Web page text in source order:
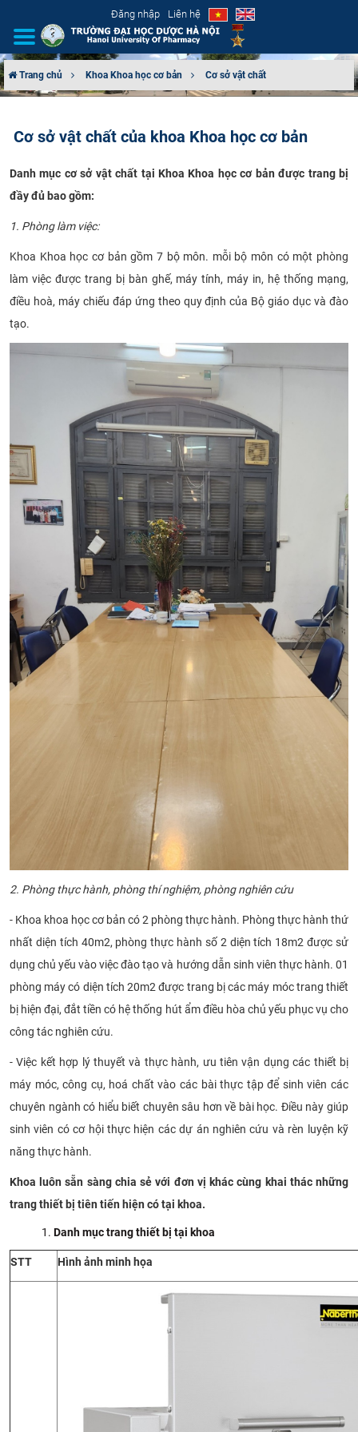
Đăng nhập Liên hệ
CƠ CẤU TỔ CHỨC
TUYỂN SINH
ĐÀO TẠO
ĐẢM BẢO CHẤT LƯỢNG
KHOA HỌC CÔNG NGHỆ
HTQT
CỰU NGƯỜI HỌC
Trang chủ Khoa Khoa học cơ bản Cơ sở vật chất
Cơ sở vật chất của khoa Khoa học cơ bản
Danh mục cơ sở vật chất tại Khoa Khoa học cơ bản được trang bị
đầy đủ bao gồm:
1. Phòng làm việc:
Khoa Khoa học cơ bản gồm 7 bộ môn. mỗi bộ môn có một phòng
làm việc được trang bị bàn ghế, máy tính, máy in, hệ thống mạng,
điều hoà, máy chiếu đáp ứng theo quy định của Bộ giáo dục và đào
tạo.
2. Phòng thực hành, phòng thí nghiệm, phòng nghiên cứu
- Khoa khoa học cơ bản có 2 phòng thực hành. Phòng thực hành thứ
nhất diện tích 40m2, phòng thực hành số 2 diện tích 18m2 được sử
dụng chủ yếu vào việc đào tạo và hướng dẫn sinh viên thực hành. 01
phòng máy có diện tích 20m2 được trang bị các máy móc trang thiết
bị hiện đại, đắt tiền có hệ thống hút ẩm điều hòa chủ yếu phục vụ cho
công tác nghiên cứu.
- Việc kết hợp lý thuyết và thực hành, ưu tiên vận dụng các thiết bị
máy móc, công cụ, hoá chất vào các bài thực tập để sinh viên các
chuyên ngành có hiểu biết chuyên sâu hơn về bài học. Điều này giúp
sinh viên có cơ hội thực hiện các dự án nghiên cứu và rèn luyện kỹ
năng thực hành.
Khoa luôn sẵn sàng chia sẻ với đơn vị khác cùng khai thác những
trang thiết bị tiên tiến hiện có tại khoa.
Danh mục trang thiết bị tại khoa
STT Hình ảnh minh họa